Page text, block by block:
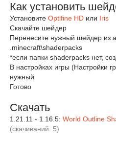
Как установить
Установите Optifine HD или Iris
Скачайте шейдер
Перенесите нужный шейдер из
.minecraft\shaderpacks
*если папки shaderpacks нет,
В настройках игры (Настройки
нужный
Готово
Скачать
1.21.11 - 1.16.5: World Outline
(cкачиваний: 5)